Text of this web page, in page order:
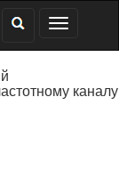
каналу